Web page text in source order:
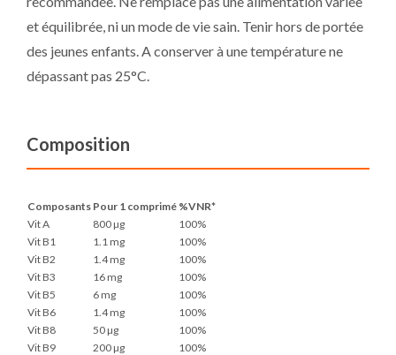
et équilibrée, ni un mode de vie sain. Tenir hors de portée
des jeunes enfants. A conserver à une température ne
dépassant pas 25°C.
Composition
Composants Pour 1 comprimé %VNR*
Vit A
800 µg
100%
Vit B1
1.1 mg
100%
Vit B2
1.4 mg
100%
Vit B3
16 mg
100%
Vit B5
6 mg
100%
Vit B6
1.4 mg
100%
Vit B8
50 µg
100%
Vit B9
200 µg
100%